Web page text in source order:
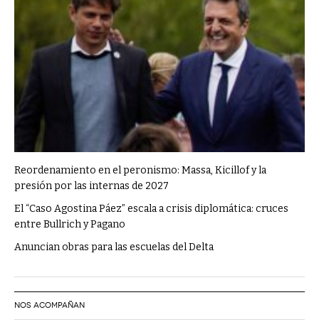
Reordenamiento en el peronismo: Massa, Kicillof y la
presión por las internas de 2027
El “Caso Agostina Páez” escala a crisis diplomática: cruces
entre Bullrich y Pagano
Anuncian obras para las escuelas del Delta
NOS ACOMPAÑAN